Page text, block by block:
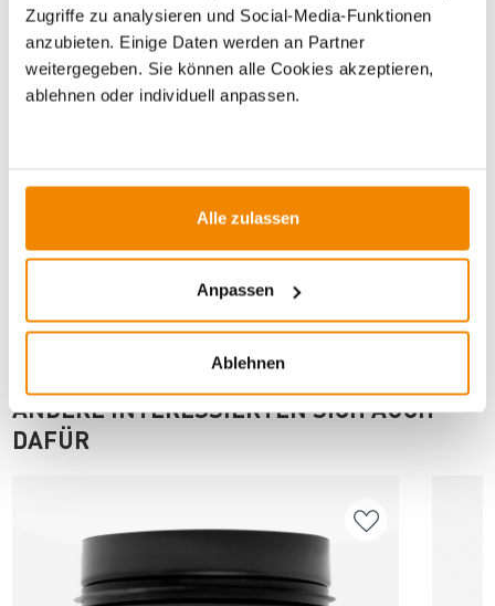
Zugriffe zu analysieren und Social-Media-Funktionen
anzubieten. Einige Daten werden an Partner
weitergegeben. Sie können alle Cookies akzeptieren,
ablehnen oder individuell anpassen.
Alle zulassen
Anpassen
Ablehnen
WICHTIGE INFOS
ANDERE INTERESSIERTEN SICH AUCH
DAFÜR